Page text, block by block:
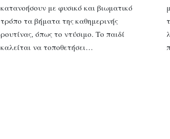
κατανοήσουν με φυσικό και βιωματικό
τρόπο τα βήματα της καθημερινής
ρουτίνας, όπως το ντύσιμο. Το παιδί
καλείται να τοποθετήσει…